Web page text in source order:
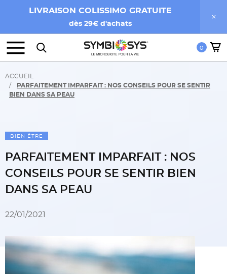
LIVRAISON COLISSIMO GRATUITE
dès 29€ d'achats
0
ACCUEIL
PARFAITEMENT IMPARFAIT : NOS CONSEILS POUR SE SENTIR
BIEN DANS SA PEAU
BIEN ÊTRE
PARFAITEMENT IMPARFAIT : NOS
CONSEILS POUR SE SENTIR BIEN
DANS SA PEAU
22/01/2021